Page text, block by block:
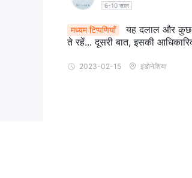
6-10 साल
मध्यम टिप्पणियाँ
यह दलाल और कुछ
ते रहें... दूसरी बात, इसकी
2023-02-15 इंडोनेशिया